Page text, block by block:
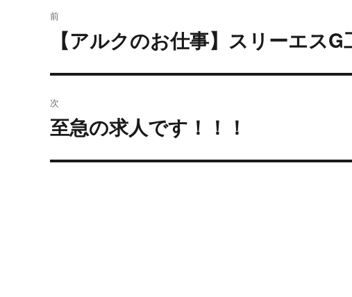
稿
ゲ
前
の
投
稿:
【アルクのお仕事】スリーエス
次
次
投
至急の求人です！！！